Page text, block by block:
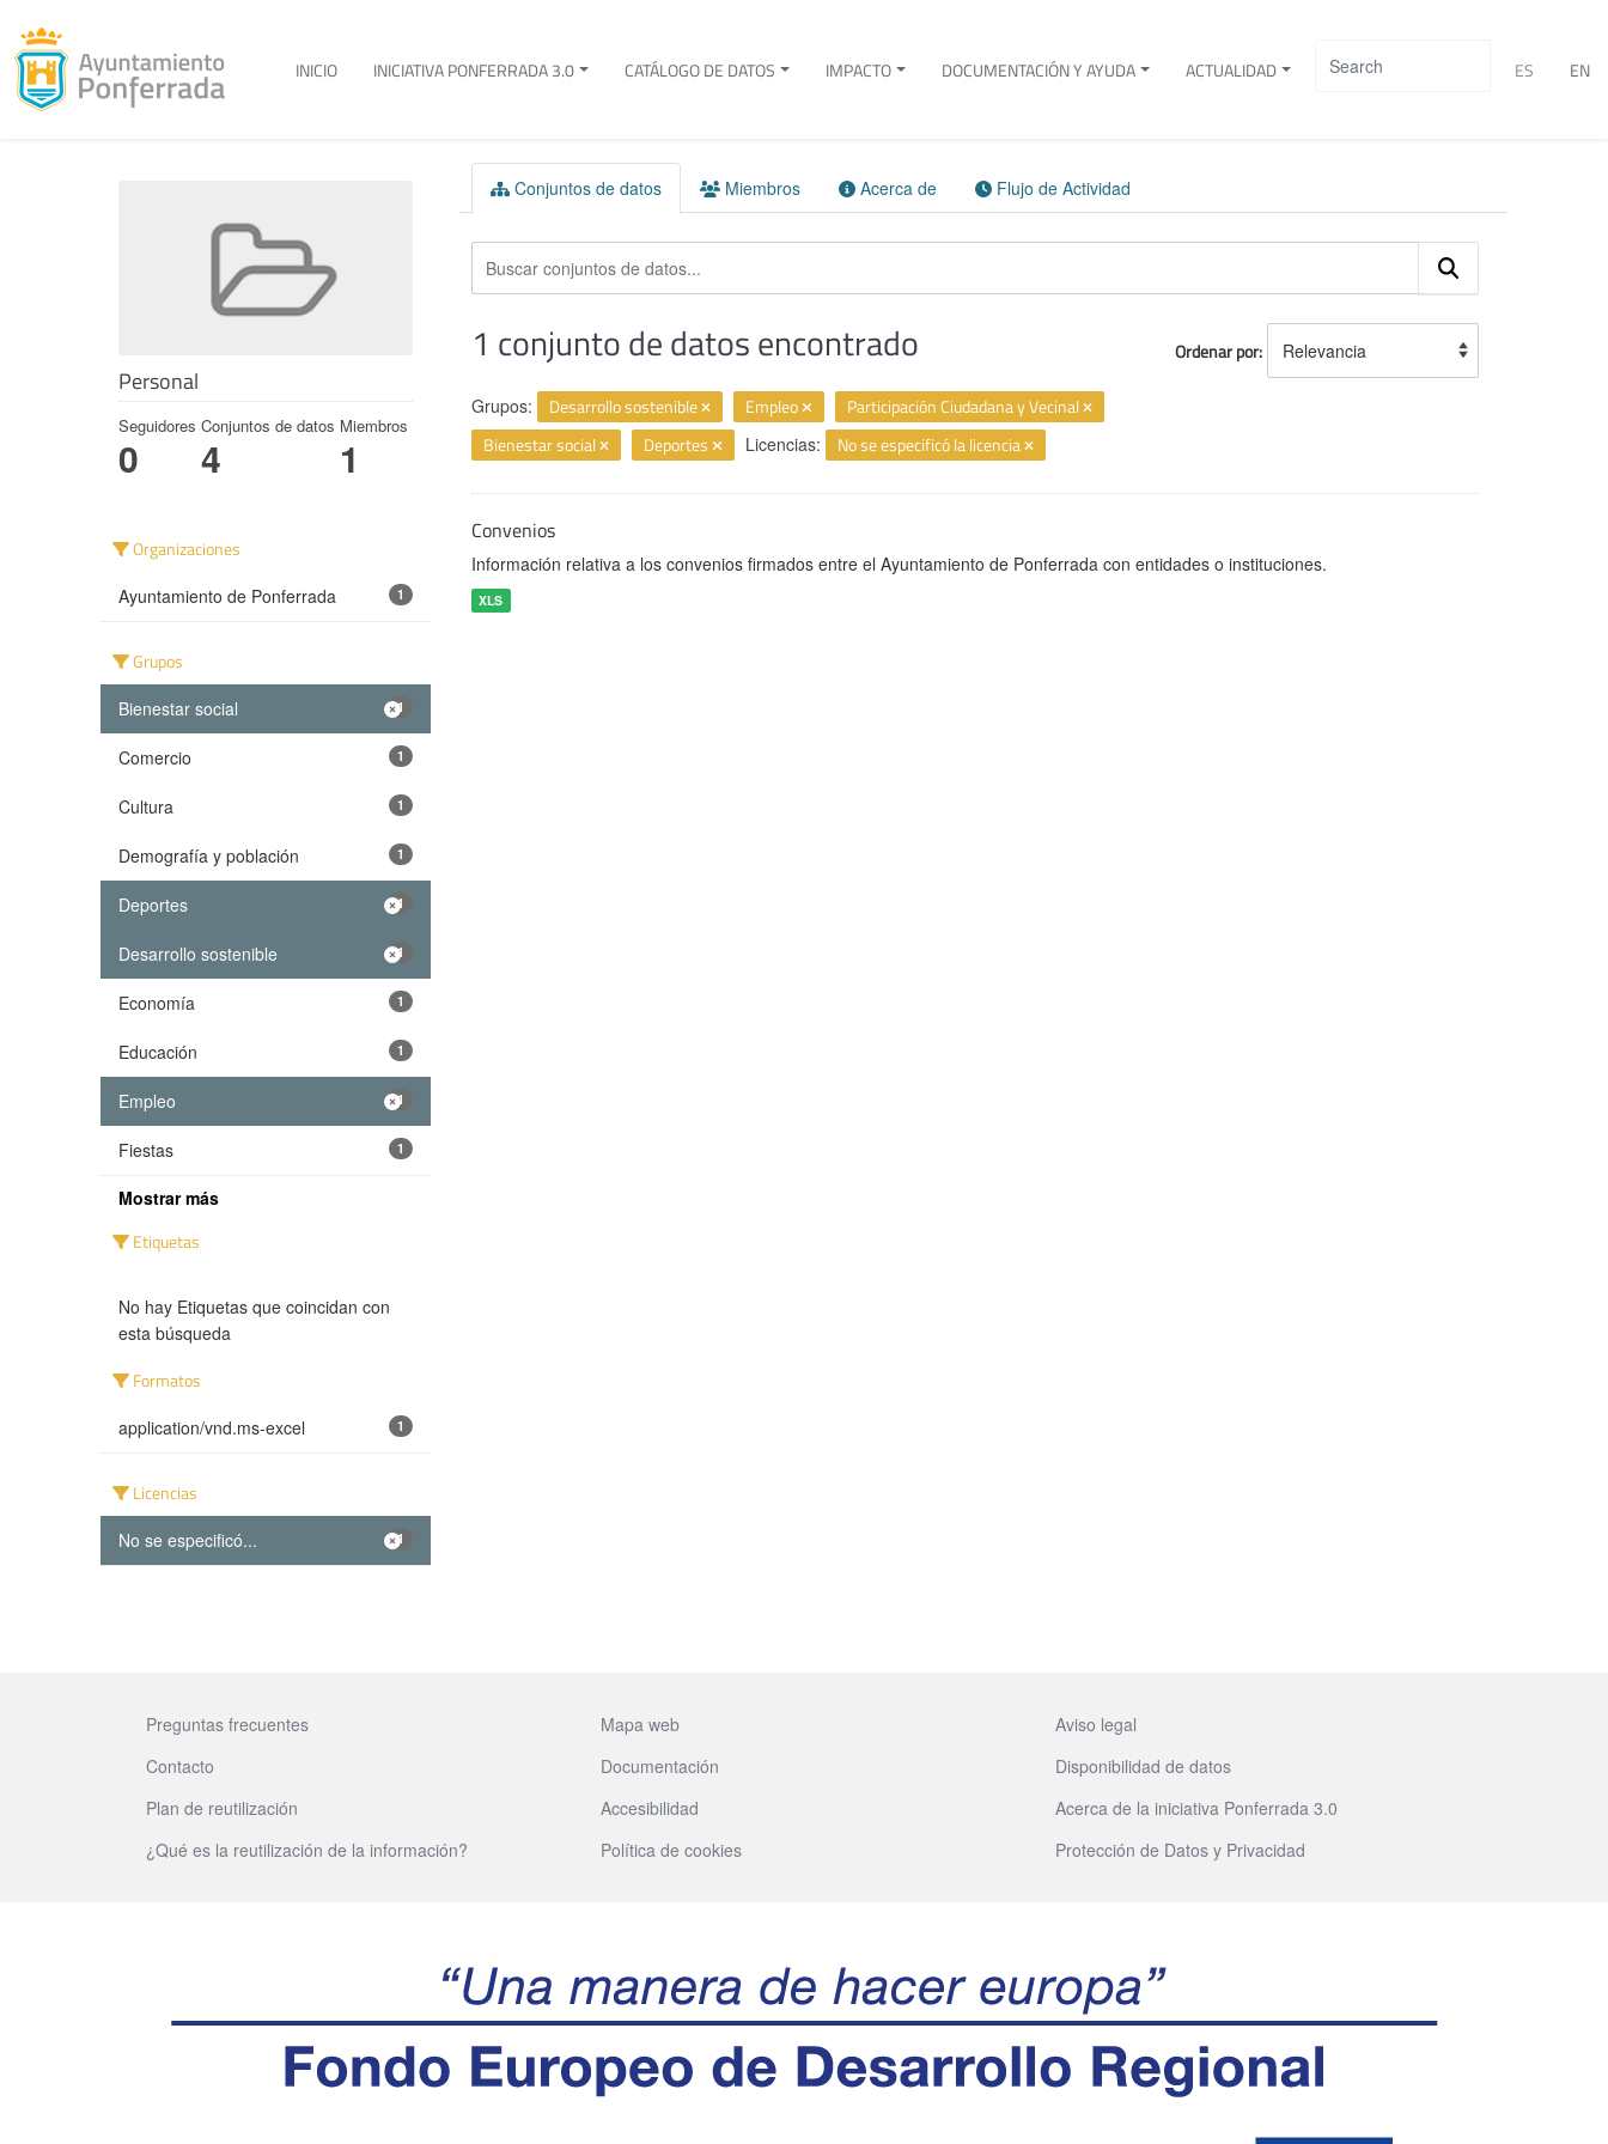
ES EN
INICIO INICIATIVA PONFERRADA 3.0 CATÁLOGO DE DATOS IMPACTO DOCUMENTACIÓN Y AYUDA ACTUALIDAD
Personal
Seguidores
0
Conjuntos de datos
4
Miembros
1
Organizaciones
Ayuntamiento de Ponferrada 1
Grupos
Bienestar social 1
Comercio 1
Cultura 1
Demografía y población 1
Deportes 1
Desarrollo sostenible 1
Economía 1
Educación 1
Empleo 1
Fiestas 1
Mostrar más
Etiquetas
No hay Etiquetas que coincidan con
esta búsqueda
Formatos
application/vnd.ms-excel 1
Licencias
No se especificó... 1
Conjuntos de datos Miembros Acerca de Flujo de Actividad
Ordenar por
1 conjunto de datos encontrado
Grupos: Desarrollo sostenible Empleo
Participación Ciudadana y Vecinal
Bienestar social
Deportes Licencias: No se especificó la licencia
Convenios
Información relativa a los convenios firmados entre el Ayuntamiento de Ponferrada con entidades o instituciones.
XLS
Preguntas frecuentes Mapa web
Aviso legal
Contacto
Documentación
Disponibilidad de datos
Plan de reutilización
Accesibilidad
Acerca de la iniciativa Ponferrada 3.0
¿Qué es la reutilización de la información?
Política de cookies Protección de Datos y Privacidad